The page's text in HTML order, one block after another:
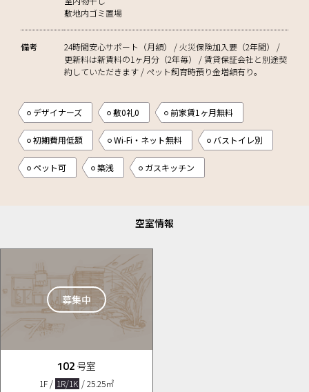
敷地内ゴミ置場
備考
24時間安心サポート（月額） / 火災保険加入要（2年間） /
更新料は新賃料の1ヶ月分（2年毎） / 賃貸保証会社と別途契
約していただきます / ペット飼育時預り金増額有り。
デザイナーズ 敷0礼0 前家賃1ヶ月無料
初期費用低額 Wi-Fi・ネット無料 バストイレ別
ペット可 築浅 ガスキッチン
空室情報
募集中
102 号室
1F / 1R/1K / 25.25㎡